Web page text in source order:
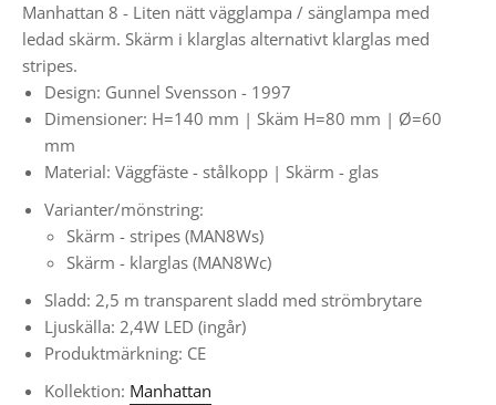
Manhattan 8 - Liten nätt vägglampa / sänglampa med
ledad skärm. Skärm i klarglas alternativt klarglas med
stripes.
Design: Gunnel Svensson - 1997
Dimensioner: H=140 mm | Skäm H=80 mm | Ø=60
mm
Material: Väggfäste - stålkopp | Skärm - glas
Varianter/mönstring:
Skärm - stripes (MAN8Ws)
Skärm - klarglas (MAN8Wc)
Sladd: 2,5 m transparent sladd med strömbrytare
Ljuskälla: 2,4W LED (ingår)
Produktmärkning: CE
Kollektion: Manhattan